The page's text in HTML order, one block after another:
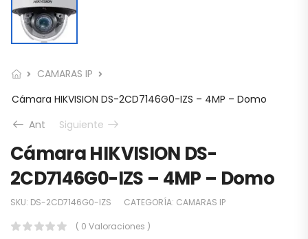
CAMARAS IP
Cámara HIKVISION DS-2CD7146G0-IZS – 4MP – Domo
Ant
Siguiente
Cámara HIKVISION DS-
2CD7146G0-IZS – 4MP – Domo
SKU: DS-2CD7146G0-IZS CATEGORÍA: CAMARAS IP
( 0 Valoraciones )